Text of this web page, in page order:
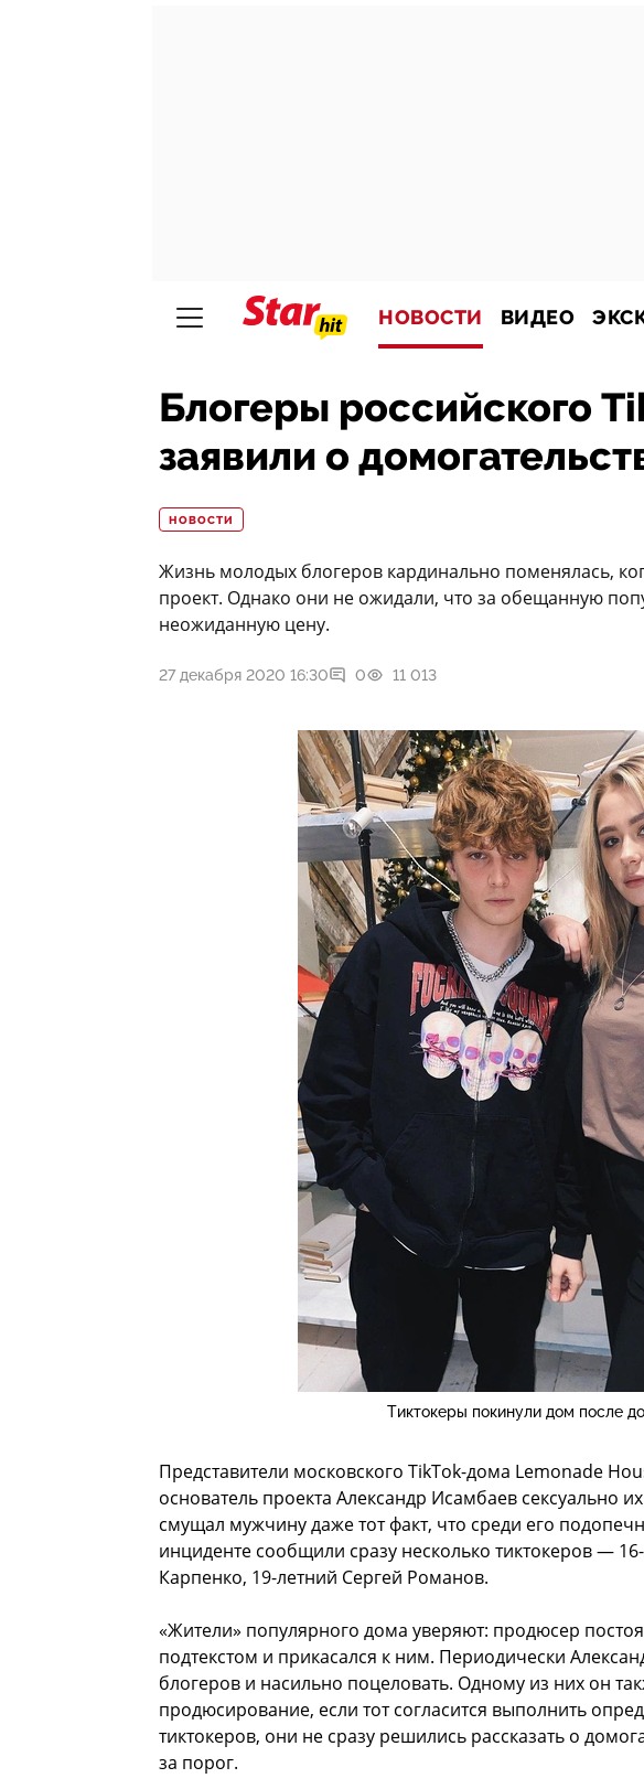
НОВОСТИ ВИДЕО
Блогеры российского
заявили о
НОВОСТИ
Жизнь молодых блогеров кардинально поменялась,
проект. Однако они не ожидали, что за обещанную
неожиданную цену.
27 декабря 2020 16:30 0 11 013
Тиктокеры покинули дом после
Представители московского TikTok-дома Lemonade
основатель проекта Александр Исамбаев сексуально
смущал мужчину даже тот факт, что среди его
инциденте сообщили сразу несколько тиктокеров —
Карпенко, 19-летний Сергей Романов.
«Жители» популярного дома уверяют: продюсер
подтекстом и прикасался к ним. Периодически
блогеров и насильно поцеловать. Одному из них он
продюсирование, если тот согласится выполнить
тиктокеров, они не сразу решились рассказать о
за порог.